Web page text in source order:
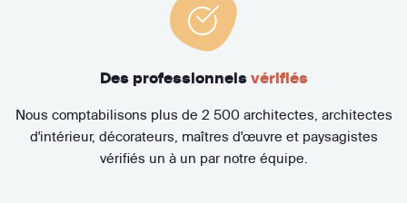
Des professionnels vérifiés
Nous comptabilisons plus de 2 500 architectes, architectes
d'intérieur, décorateurs, maîtres d'œuvre et paysagistes
vérifiés un à un par notre équipe.